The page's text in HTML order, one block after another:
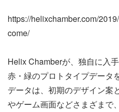
https://helixchamber.com/
come/
Helix Chamberが、独自に入
赤・緑のプロトタイプデータ
データは、初期のデザイン案
やゲーム画面などさまざまで